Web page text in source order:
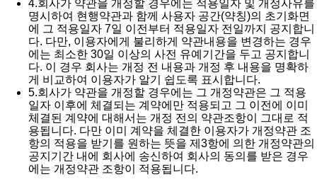
4.회사가 약관을 개정할 경우에는 적용일자 및 개정사유를
명시하여 현행약관과 함께 사용자 공간(약칭)의 초기화면
에 그 적용일자 7일 이전부터 적용일자 전일까지 공지합니
다. 다만, 이용자에게 불리하게 약관내용을 변경하는 경우
에는 최소한 30일 이상의 사전 유예기간을 두고 공지합니
다. 이 경우 회사는 개정 전 내용과 개정 후 내용을 명확하
게 비교하여 이용자가 알기 쉽도록 표시합니다.
5.회사가 약관을 개정할 경우에는 그 개정약관은 그 적용
일자 이후에 체결되는 계약에만 적용되고 그 이전에 이미
체결된 계약에 대해서는 개정 전의 약관조항이 그대로 적
용됩니다. 다만 이미 계약을 체결한 이용자가 개정약관 조
항의 적용을 받기를 원하는 뜻을 제3항에 의한 개정약관의
공지기간 내에 회사에 송신하여 회사의 동의를 받은 경우
에는 개정약관 조항이 적용됩니다.